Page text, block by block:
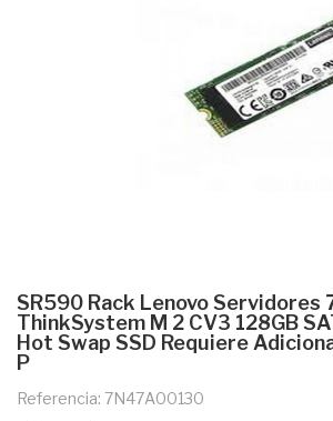
SR590 Rack Lenovo Servidores
ThinkSystem M 2 CV3 128GB
Hot Swap SSD Requiere
P
Referencia: 7N47A00130